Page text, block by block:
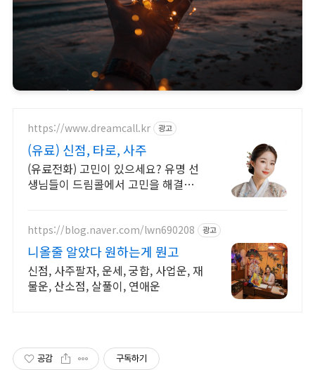
https://www.dreamcall.kr 광고
(유료) 신점, 타로, 사주
(유료전화) 고민이 있으세요? 유명 선
생님들이 드림콜에서 고민을 해결해
https://blog.naver.com/lwn690208 광고
니올줄 알았다 원하는게 뭔고
신점, 사주팔자, 운세, 궁합, 사업운, 재
물운, 산소점, 살풀이, 연애운
공감 구독하기